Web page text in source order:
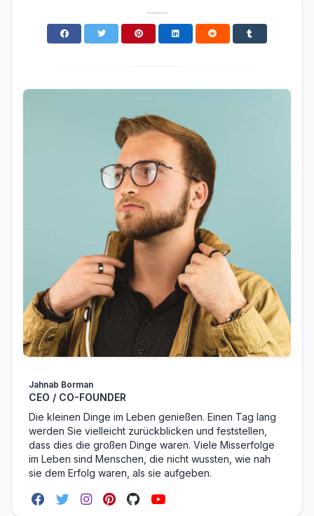
Jahnab Borman
CEO / CO-FOUNDER
Die kleinen Dinge im Leben genießen. Einen Tag lang
werden Sie vielleicht zurückblicken und feststellen,
dass dies die großen Dinge waren. Viele Misserfolge
im Leben sind Menschen, die nicht wussten, wie nah
sie dem Erfolg waren, als sie aufgeben.